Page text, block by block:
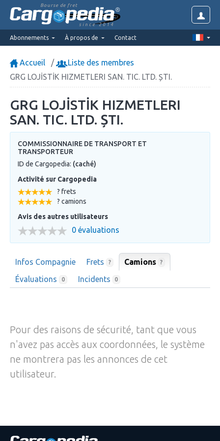
Bourse de fret
since 2014
Abonnements À propos de Contact
Accueil
Liste des membres
GRG LOJİSTİK HIZMETLERI SAN. TIC. LTD. ȘTI.
GRG LOJİSTİK HIZMETLERI
SAN. TIC. LTD. ȘTI.
COMMISSIONNAIRE DE TRANSPORT ET
TRANSPORTEUR
ID de Cargopedia: (caché)
Activité sur Cargopedia
? frets
? camions
Avis des autres utilisateurs
0 évaluations
Infos Compagnie Frets ? Camions ?
Évaluations 0 Incidents 0
Pour des raisons de sécurité, tant que vous
n'avez pas accès aux coordonnées, le système
ne montrera pas les annonces de cet
utilisateur.